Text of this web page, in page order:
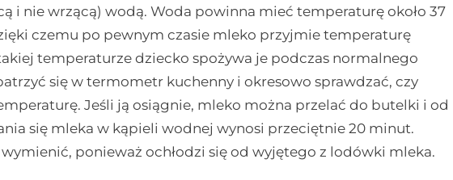
i nie wrzącą) wodą. Woda powinna mieć temperaturę około 37
czemu po pewnym czasie mleko przyjmie temperaturę
temperaturze dziecko spożywa je podczas normalnego
się w termometr kuchenny i okresowo sprawdzać, czy
Jeśli ją osiągnie, mleko można przelać do butelki i od
się mleka w kąpieli wodnej wynosi przeciętnie 20 minut.
ponieważ ochłodzi się od wyjętego z lodówki mleka.